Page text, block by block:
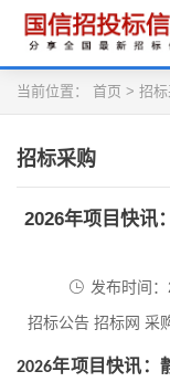
当前位置： 首页 > 招
招标采购
2026年项目快讯
发布时间
招标公告 招标网 采
2026年项目快讯 ：